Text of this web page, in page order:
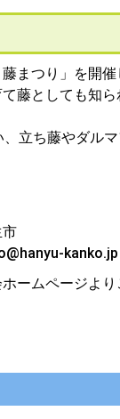
まつり」を開催
藤としても知ら
立ち藤やダル
kanko.jp
ームページよ